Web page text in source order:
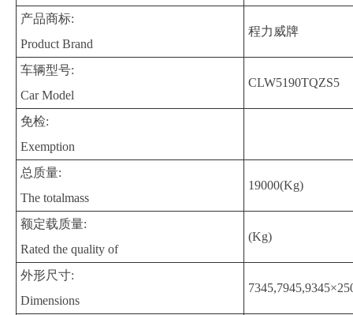
产品商标:
Product Brand
程力威牌
车辆型号:
Car Model
CLW5190TQZS5
免检:
Exemption
总质量:
The totalmass
19000(Kg)
额定载质量:
Rated the quality of
(Kg)
外形尺寸:
Dimensions